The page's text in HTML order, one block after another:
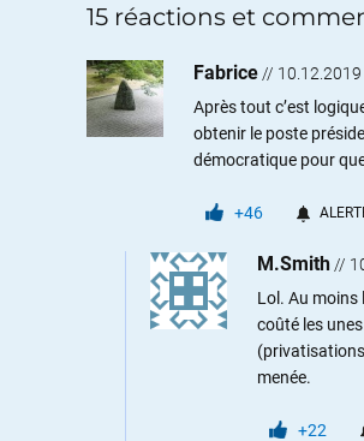
15 réactions et
Fabrice //
Après tout c’est
obtenir le poste
démocratique pour
+46
M.Smith //
Lol. Au moins
coûté les
menée.
+22